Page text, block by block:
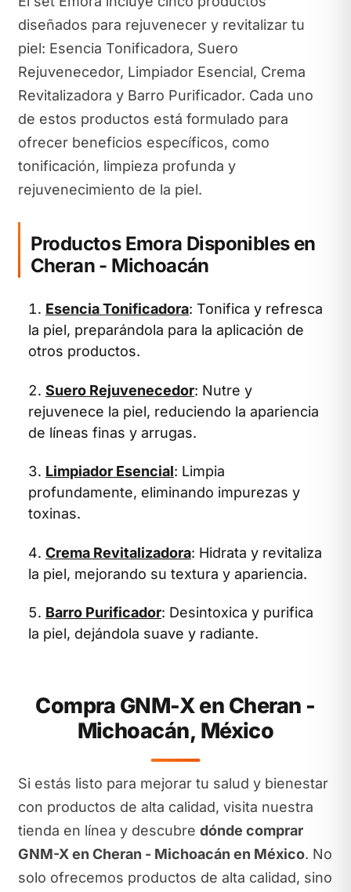
diseñados para rejuvenecer y revitalizar tu
piel: Esencia Tonificadora, Suero
Rejuvenecedor, Limpiador Esencial, Crema
Revitalizadora y Barro Purificador. Cada uno
de estos productos está formulado para
ofrecer beneficios específicos, como
tonificación, limpieza profunda y
rejuvenecimiento de la piel.
Productos Emora Disponibles en
Cheran - Michoacán
Esencia Tonificadora: Tonifica y refresca
la piel, preparándola para la aplicación de
otros productos.
Suero Rejuvenecedor: Nutre y
rejuvenece la piel, reduciendo la apariencia
de líneas finas y arrugas.
Limpiador Esencial: Limpia
profundamente, eliminando impurezas y
toxinas.
Crema Revitalizadora: Hidrata y revitaliza
la piel, mejorando su textura y apariencia.
Barro Purificador: Desintoxica y purifica
la piel, dejándola suave y radiante.
Compra GNM-X en Cheran -
Michoacán, México
Si estás listo para mejorar tu salud y bienestar
con productos de alta calidad, visita nuestra
tienda en línea y descubre dónde comprar
GNM-X en Cheran - Michoacán en México. No
solo ofrecemos productos de alta calidad, sino